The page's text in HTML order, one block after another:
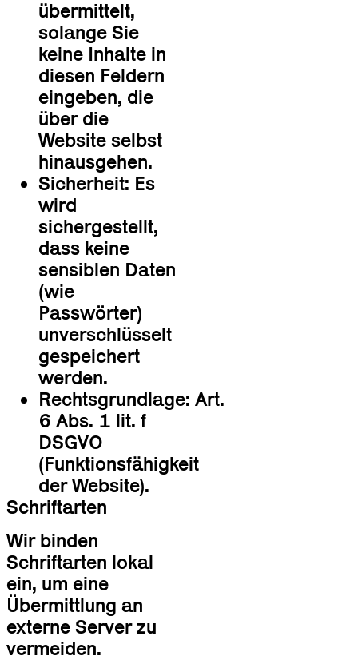
übermittelt,
solange Sie
keine Inhalte in
diesen Feldern
eingeben, die
über die
Website selbst
hinausgehen.
Sicherheit: Es
wird
sichergestellt,
dass keine
sensiblen Daten
(wie
Passwörter)
unverschlüsselt
gespeichert
werden.
Rechtsgrundlage: Art.
6 Abs. 1 lit. f
DSGVO
(Funktionsfähigkeit
der Website).
Schriftarten
Wir binden
Schriftarten lokal
ein, um eine
Übermittlung an
externe Server zu
vermeiden.